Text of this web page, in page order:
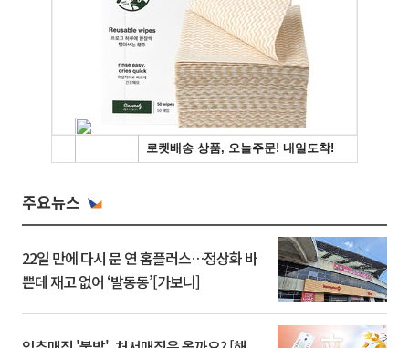
주요뉴스
22일 만에 다시 문 연 홈플러스…정상화 바
쁜데 재고 없어 ‘발동동’[가보니]